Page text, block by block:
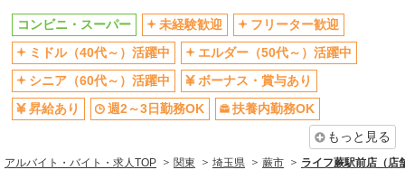
扶養内勤務OK
交通費支給
社会保険あり
コンビニ・スーパー 未経験歓迎
フリーター歓迎
ミドル（40代～）活躍中
エルダー（50代～）活躍中
シニア（60代～）活躍中
ボーナス・賞与あり
昇給あり
週2～3日勤務OK
扶養内勤務OK
もっと見る
アルバイト・バイト・求人TOP 関東 埼玉県 蕨市 ライフ蕨駅前店（店